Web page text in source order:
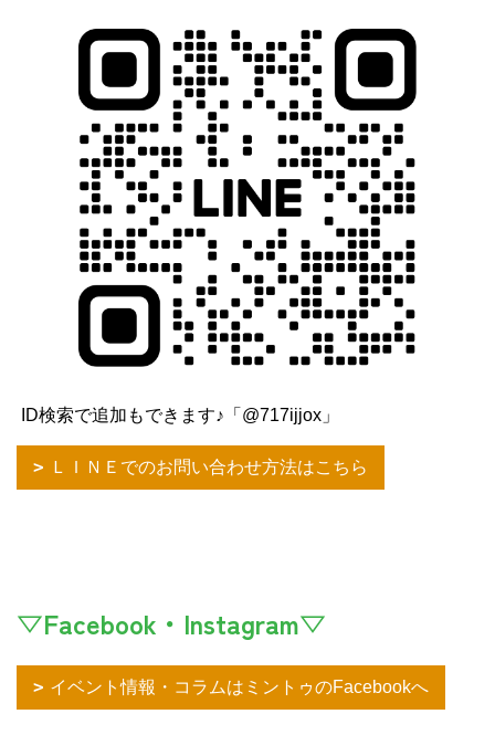
ID検索で追加もできます♪「@717ijjox」
ＬＩＮＥでのお問い合わせ方法はこちら
▽Facebook・Instagram▽
イベント情報・コラムはミントゥのFacebookへ